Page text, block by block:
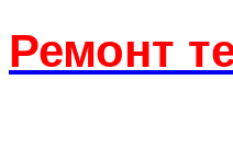
Ремонт